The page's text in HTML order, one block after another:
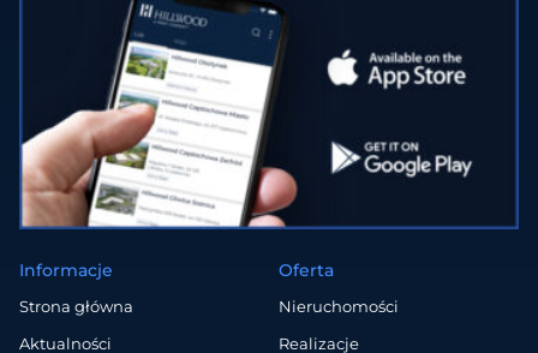
Informacje
Strona główna
Aktualności
Oferta
Nieruchomości
Realizacje